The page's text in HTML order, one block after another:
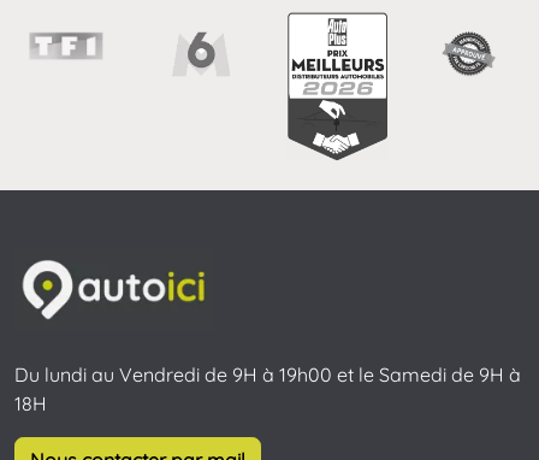
Du lundi au Vendredi de 9H à 19h00 et le Samedi de 9H à
18H